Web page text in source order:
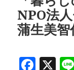
o
k
NPO法
蒲生美
F X